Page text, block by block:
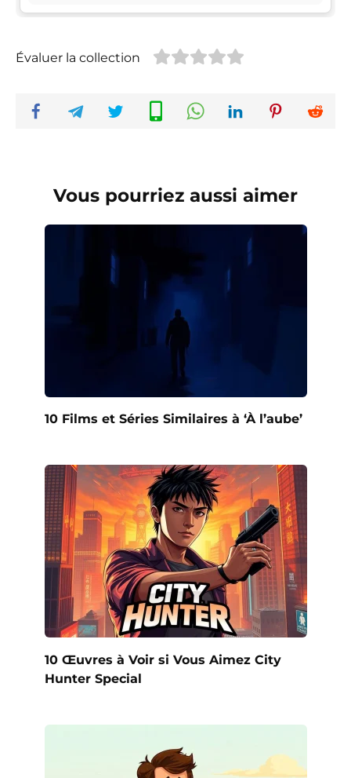
Évaluer la collection
Vous pourriez aussi aimer
10 Films et Séries Similaires à ‘À l’aube’
10 Œuvres à Voir si Vous Aimez City
Hunter Special